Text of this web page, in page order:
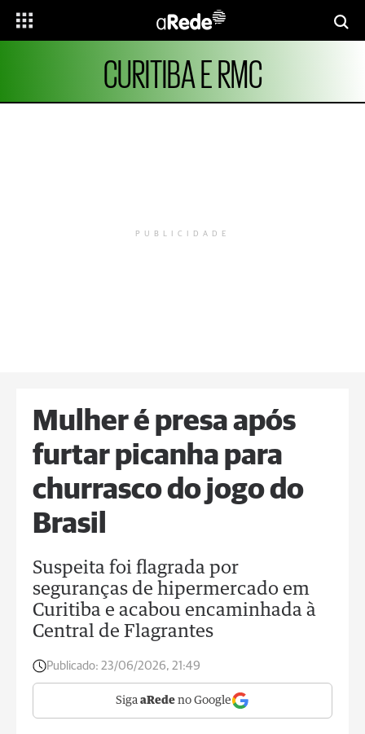
CURITIBA E RMC
PUBLICIDADE
Mulher é presa após
furtar picanha para
churrasco do jogo do
Brasil
Suspeita foi flagrada por
seguranças de hipermercado em
Curitiba e acabou encaminhada à
Central de Flagrantes
Publicado: 23/06/2026, 21:49
Siga aRede no Google